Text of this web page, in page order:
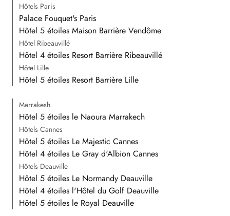
Hôtels Paris
Palace Fouquet's Paris
Hôtel 5 étoiles Maison Barrière Vendôme
Hôtel Ribeauvillé
Hôtel 4 étoiles Resort Barrière Ribeauvillé
Hôtel Lille
Hôtel 5 étoiles Resort Barrière Lille
Marrakesh
Hôtel 5 étoiles le Naoura Marrakech
Hôtels Cannes
Hôtel 5 étoiles Le Majestic Cannes
Hôtel 4 étoiles Le Gray d'Albion Cannes
Hôtels Deauville
Hôtel 5 étoiles Le Normandy Deauville
Hôtel 4 étoiles l'Hôtel du Golf Deauville
Hôtel 5 étoiles le Royal Deauville